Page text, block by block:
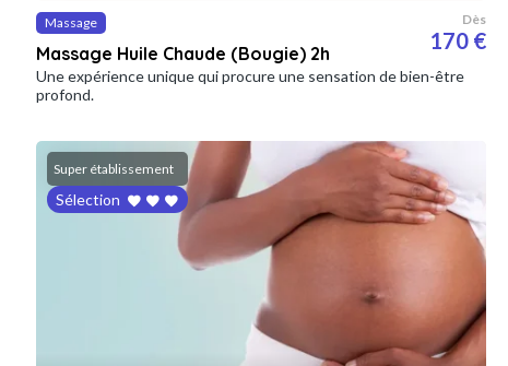
Massage
Massage Huile Chaude (Bougie) 2h
Dès
170 €
Une expérience unique qui procure une sensation de bien-être
profond.
Super établissement
Sélection